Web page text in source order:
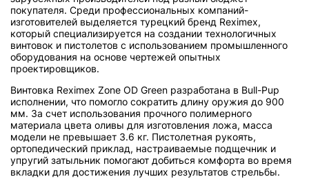
покупателя. Среди профессиональных компаний-
изготовителей выделяется турецкий бренд Reximex,
который специализируется на создании технологичных
винтовок и пистолетов с использованием промышленного
оборудования на основе чертежей опытных
проектировщиков.
Винтовка Reximex Zone OD Green разработана в Bull-Pup
исполнении, что помогло сократить длину оружия до 900
мм. За счет использования прочного полимерного
материала цвета оливы для изготовления ложа, масса
модели не превышает 3.6 кг. Пистолетная рукоять,
ортопедический приклад, настраиваемые подщечник и
упругий затыльник помогают добиться комфорта во время
вкладки для достижения лучших результатов стрельбы.